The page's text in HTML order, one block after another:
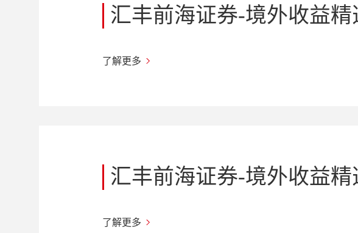
汇丰前海证券-境外收益精
了解更多
汇丰前海证券-境外收益
了解更多